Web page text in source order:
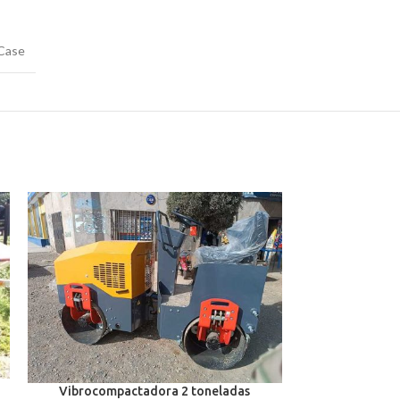
Vibrocompactadora 2 toneladas